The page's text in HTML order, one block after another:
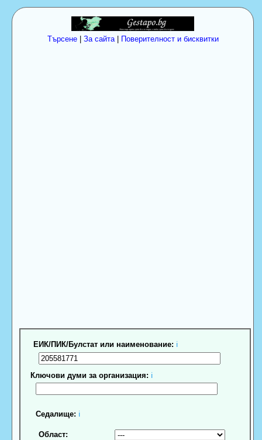
Търсене| За сайта| Поверителност и бисквитки
ЕИК/ПИК/Булстат или наименование: ℹ
Ключови думи за организация: ℹ
Седалище: ℹ
Област: